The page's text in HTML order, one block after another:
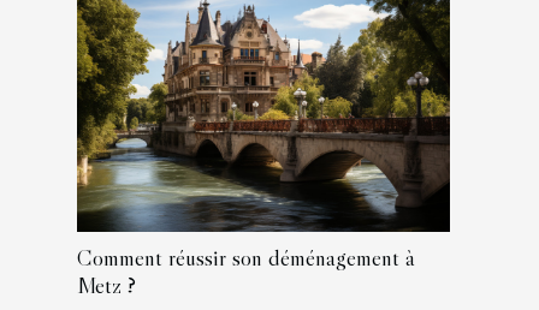
Comment réussir son déménagement à
Metz ?